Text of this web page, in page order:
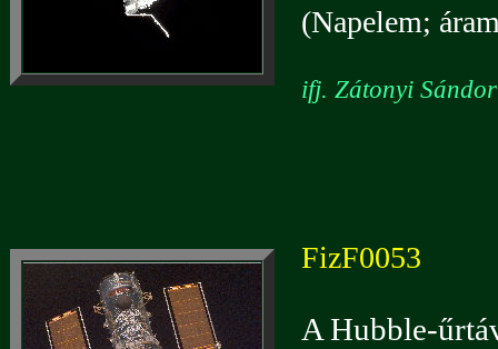
(Napelem;
ifj. Zátonyi
FizF0053
A Hubble-